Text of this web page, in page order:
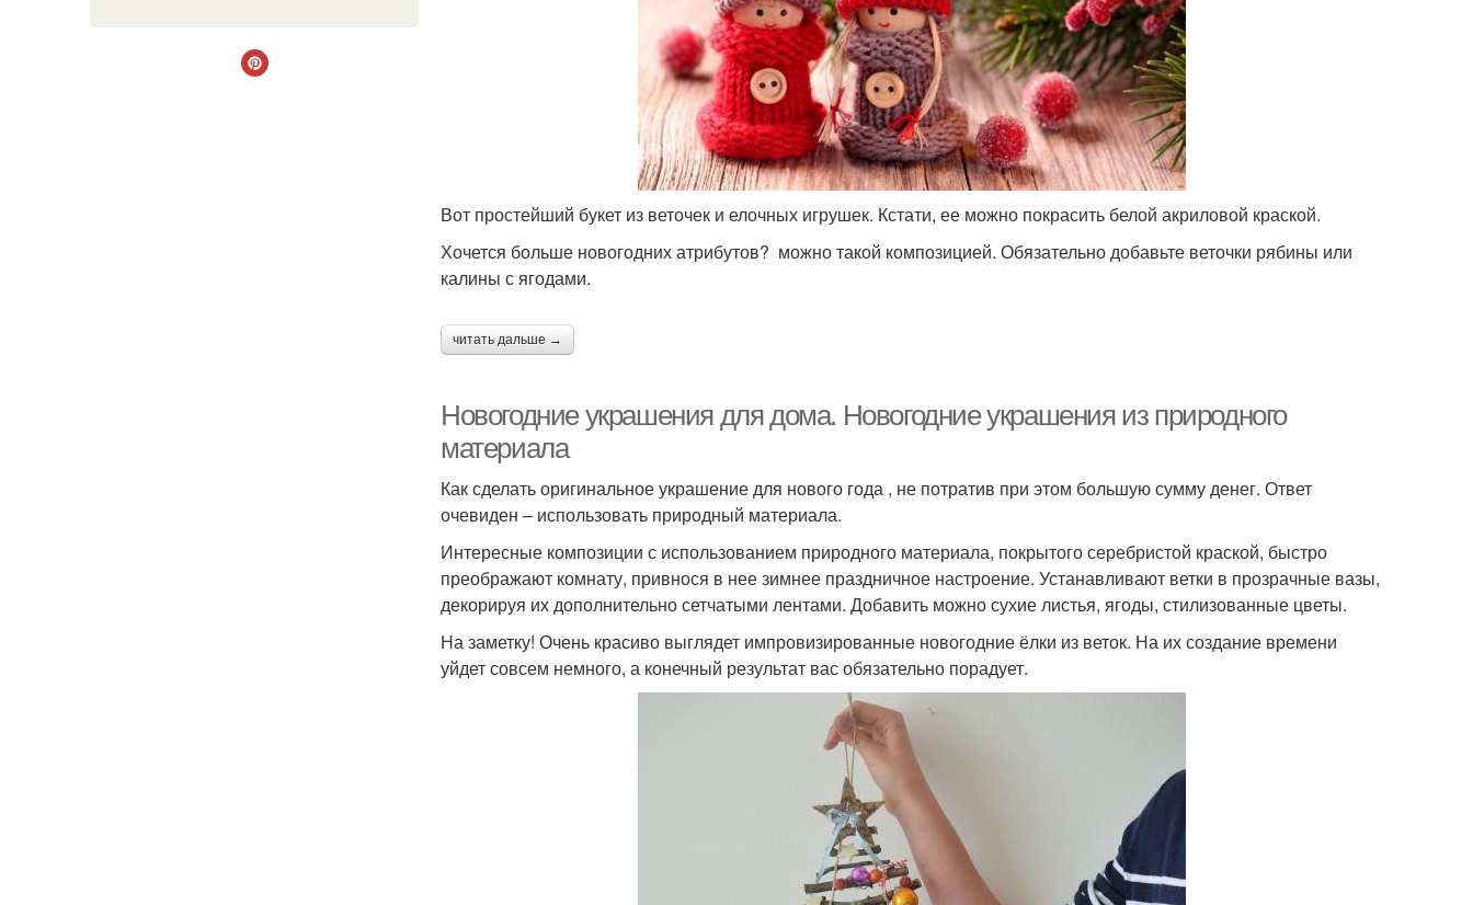
Вот простейший букет из веточек и елочных игрушек. Кстати, ее можно покрасить белой акриловой краской.
Хочется больше новогодних атрибутов? можно такой композицией. Обязательно добавьте веточки рябины или
калины с ягодами.
читать дальше →
Новогодние украшения для дома. Новогодние украшения из природного
материала
Как сделать оригинальное украшение для нового года , не потратив при этом большую сумму денег. Ответ
очевиден – использовать природный материала.
Интересные композиции с использованием природного материала, покрытого серебристой краской, быстро
преображают комнату, привнося в нее зимнее праздничное настроение. Устанавливают ветки в прозрачные вазы,
декорируя их дополнительно сетчатыми лентами. Добавить можно сухие листья, ягоды, стилизованные цветы.
На заметку! Очень красиво выглядет импровизированные новогодние ёлки из веток. На их создание времени
уйдет совсем немного, а конечный результат вас обязательно порадует.